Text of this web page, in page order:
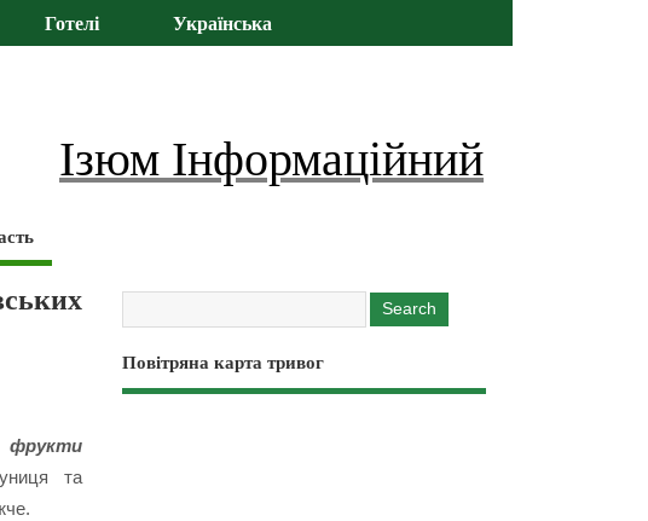
Готелі Українська
Ізюм Інформаційний
фрукти
та
Повітряна карта тривог